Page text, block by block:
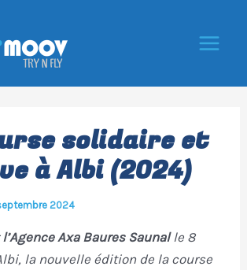
solidaire et
à Albi (2024)
2024
l’Agence Axa Baures Saunalle 8
la nouvelle édition de la course